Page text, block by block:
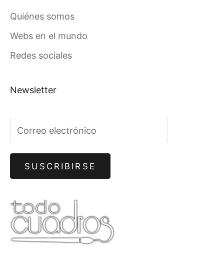
Quiénes somos
Webs en el mundo
Redes sociales
Newsletter
SUSCRIBIRSE